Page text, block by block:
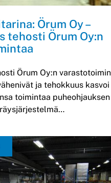
Örum Oy –
tehosti Örum Oy:n
Örum Oy:n
ja tehokkuus kasvoi
toimintaa